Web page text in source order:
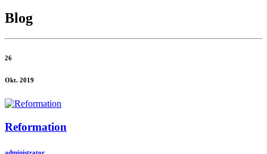
Blog
26
Okt. 2019
Reformation
administrator